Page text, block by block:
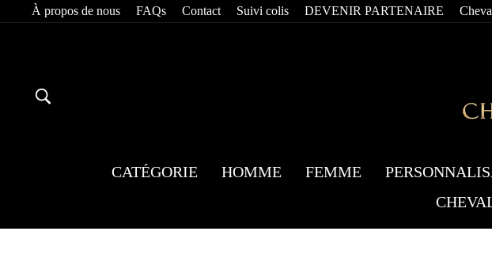
au
À propos de nous FAQs Contact Suivi colis DEVENIR PARTENAIRE
CATÉGORIE HOMME FEMME